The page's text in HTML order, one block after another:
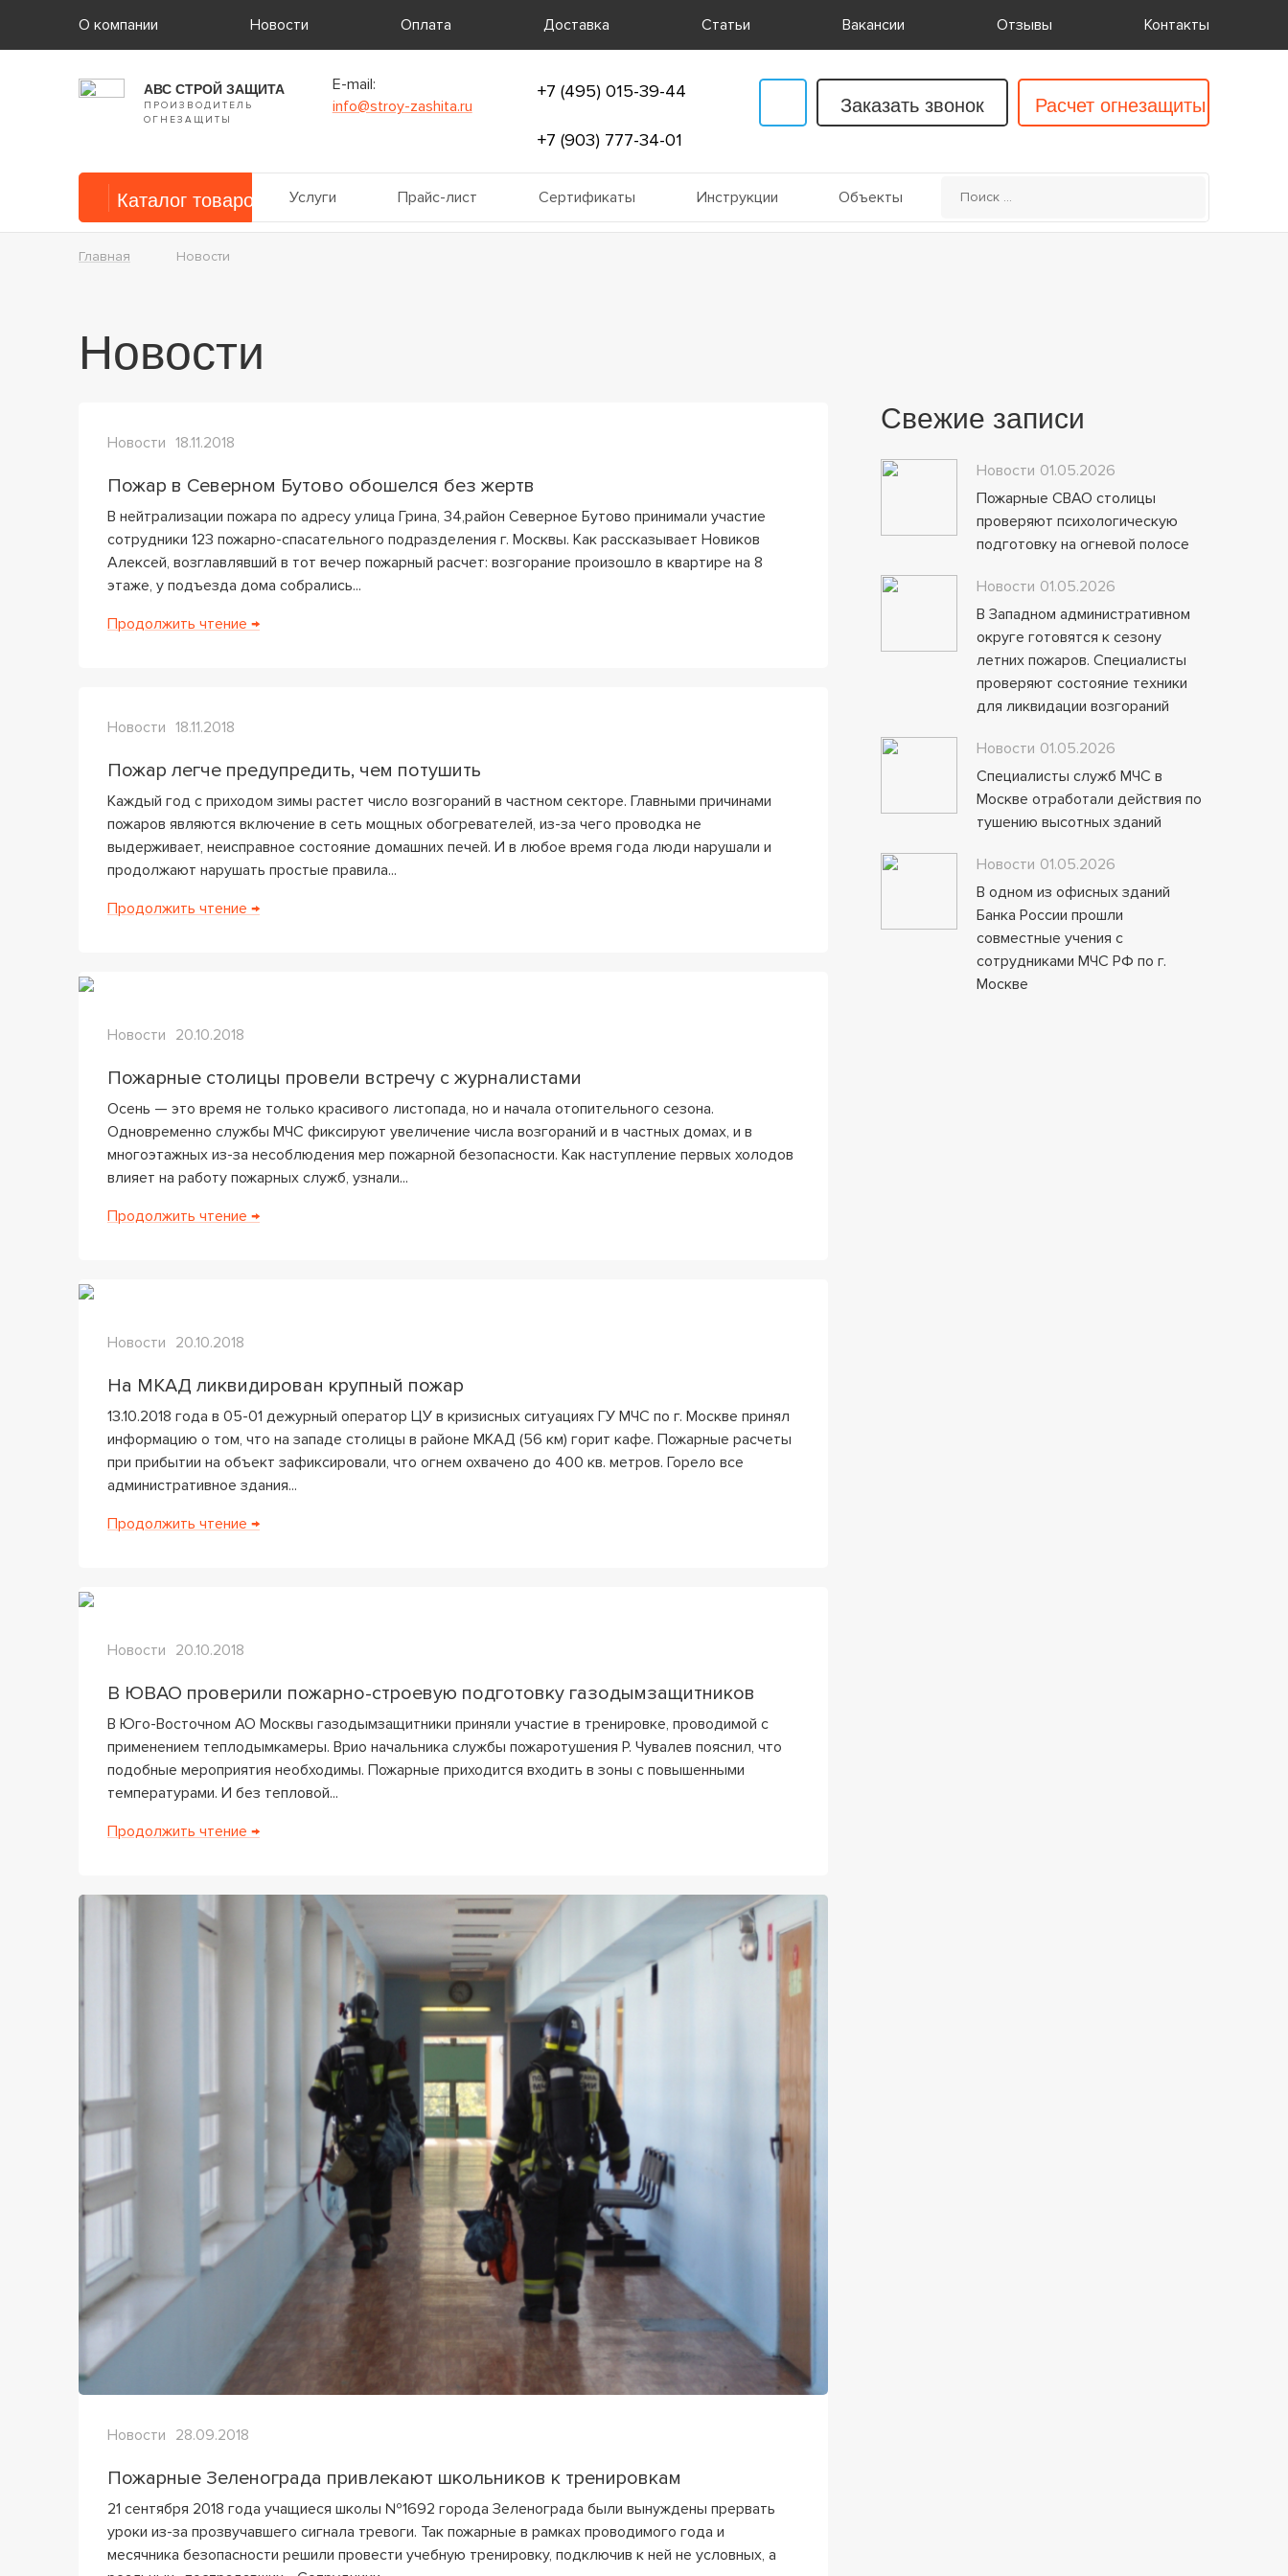
О компании Новости Оплата Доставка Статьи Вакансии Отзывы Контакты
АВС СТРОЙ ЗАЩИТА
ПРОИЗВОДИТЕЛЬ
ОГНЕЗАЩИТЫ
E-mail:
info@stroy-zashita.ru
+7 (495) 015-39-44
+7 (903) 777-34-01
Заказать звонок Расчет огнезащиты
Каталог товаров Услуги Прайс-лист Сертификаты Инструкции Объекты
Главная Новости
Новости
Новости 18.11.2018
Пожар в Северном Бутово обошелся без жертв
В нейтрализации пожара по адресу улица Грина, 34,район Северное Бутово принимали участие
сотрудники 123 пожарно-спасательного подразделения г. Москвы. Как рассказывает Новиков
Алексей, возглавлявший в тот вечер пожарный расчет: возгорание произошло в квартире на 8
этаже, у подъезда дома собрались...
Продолжить чтение →
Новости 18.11.2018
Пожар легче предупредить, чем потушить
Каждый год с приходом зимы растет число возгораний в частном секторе. Главными причинами
пожаров являются включение в сеть мощных обогревателей, из-за чего проводка не
выдерживает, неисправное состояние домашних печей. И в любое время года люди нарушали и
продолжают нарушать простые правила...
Продолжить чтение →
Новости 20.10.2018
Пожарные столицы провели встречу с журналистами
Осень — это время не только красивого листопада, но и начала отопительного сезона.
Одновременно службы МЧС фиксируют увеличение числа возгораний и в частных домах, и в
многоэтажных из-за несоблюдения мер пожарной безопасности. Как наступление первых холодов
влияет на работу пожарных служб, узнали...
Продолжить чтение →
Новости 20.10.2018
На МКАД ликвидирован крупный пожар
13.10.2018 года в 05-01 дежурный оператор ЦУ в кризисных ситуациях ГУ МЧС по г. Москве принял
информацию о том, что на западе столицы в районе МКАД (56 км) горит кафе. Пожарные расчеты
при прибытии на объект зафиксировали, что огнем охвачено до 400 кв. метров. Горело все
административное здания...
Продолжить чтение →
Новости 20.10.2018
В ЮВАО проверили пожарно-строевую подготовку газодымзащитников
В Юго-Восточном АО Москвы газодымзащитники приняли участие в тренировке, проводимой с
применением теплодымкамеры. Врио начальника службы пожаротушения Р. Чувалев пояснил, что
подобные мероприятия необходимы. Пожарные приходится входить в зоны с повышенными
температурами. И без тепловой...
Продолжить чтение →
Новости 28.09.2018
Пожарные Зеленограда привлекают школьников к тренировкам
21 сентября 2018 года учащиеся школы №1692 города Зеленограда были вынуждены прервать
уроки из-за прозвучавшего сигнала тревоги. Так пожарные в рамках проводимого года и
месячника безопасности решили провести учебную тренировку, подключив к ней не условных, а
Свежие записи
Новости 01.05.2026
Пожарные СВАО столицы
проверяют психологическую
подготовку на огневой полосе
Новости 01.05.2026
В Западном административном
округе готовятся к сезону
летних пожаров. Специалисты
проверяют состояние техники
для ликвидации возгораний
Новости 01.05.2026
Специалисты служб МЧС в
Москве отработали действия по
тушению высотных зданий
Новости 01.05.2026
В одном из офисных зданий
Банка России прошли
совместные учения с
сотрудниками МЧС РФ по г.
Москве